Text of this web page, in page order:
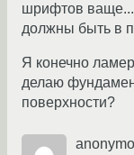
шрифтов ваще...
должны быть в
Я конечно
делаю
поверхности?